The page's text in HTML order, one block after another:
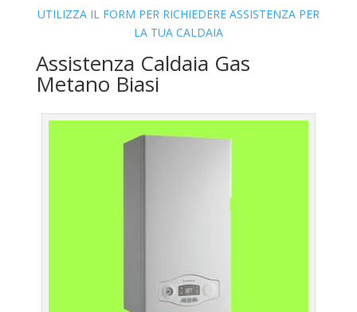
UTILIZZA IL FORM PER RICHIEDERE ASSISTENZA PER
LA TUA CALDAIA
Assistenza Caldaia Gas
Metano Biasi